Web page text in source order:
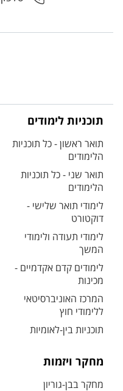
תוכניות לימודים
תואר ראשון - כל תוכניות
הלימודים
תואר שני - כל תוכניות
הלימודים
לימודי תואר שלישי -
דוקטורט
לימודי תעודה ולימודי
המשך
לימודים קדם אקדמיים -
מכינות
המרכז האוניברסיטאי
ללימודי חוץ
תוכניות בין-לאומיות
מחקר ויזמות
מחקר בבן-גוריון